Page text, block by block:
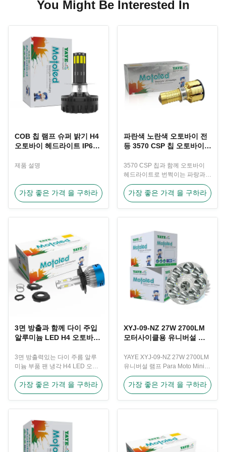
You Might Be Interested In
COB 칩 램프 슈퍼 밝기 H4
오토바이 헤드라이트 IP67
제품 설명
가장 좋은 가격 을 구하라
파란색 노란색 오토바이 전
등 3570 CSP 칩 오토바이
3570 CSP 칩과 함께 오토바이
헤드라이트로 번쩍이는 파랑과
노란 조명 제품 설명
가장 좋은 가격 을 구하라
3면 방출과 함께 다이 주입
알루미늄 LED H4 오토바이
3면 방출력있는 다이 주름 알루
미늄 부품 팬 냉각 H4 LED 오토
바이 전등 제품 설명
가장 좋은 가격 을 구하라
XYJ-09-NZ 27W 2700LM
모터사이클용 유니버설 미
YAYE XYJ-09-NZ 27W 2700LM
유니버설 램프 Para Moto Mini
모터사이클 운전등 제품 설명
가장 좋은 가격 을 구하라